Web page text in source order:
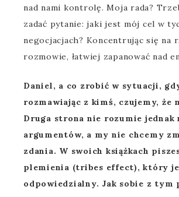
nad nami kontrolę. Moja rada?
zadać pytanie: jaki jest mój cel w
negocjacjach? Koncentrując się na
rozmowie, łatwiej zapanować nad
Daniel, a co zrobić w sytuacji,
rozmawiając z kimś, czujemy, że
Druga strona nie rozumie jednak
argumentów, a my nie chcemy
zdania. W swoich książkach
plemienia (tribes effect), który
odpowiedzialny. Jak sobie z tym